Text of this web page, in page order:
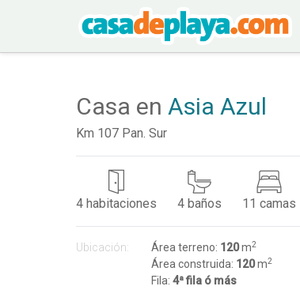
Casa en Asia Azul
Km 107 Pan. Sur
4 habitaciones 4 baños 11 camas
Ubicación: Área terreno: 120m2
Área construida: 120m2
Fila: 4ª fila ó más